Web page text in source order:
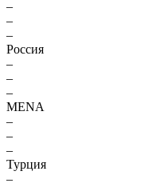
–
–
–
Россия
–
–
–
MENA
–
–
–
Турция
–